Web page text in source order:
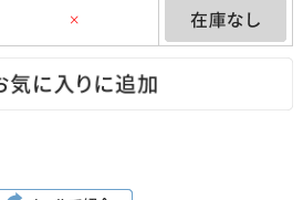
×